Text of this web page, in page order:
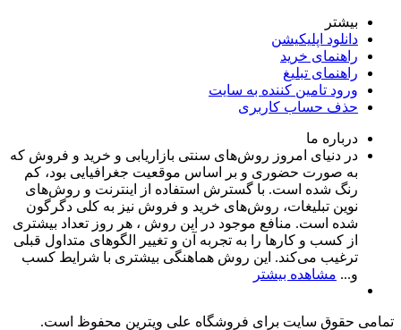
بیشتر
دانلود اپلیکیشن
راهنمای خرید
راهنمای تبلیغ
ورود تامین کننده به سایت
حذف حساب کاربری
درباره ما
در دنیای امروز روش‌های سنتی بازاریابی و خرید و فروش که
به صورت حضوری و بر اساس موقعیت جغرافیایی بود، کم
رنگ شده است. با گسترش استفاده از اینترنت و روش‌های
نوین تبلیغات، روش‌های خرید و فروش نیز به کلی دگرگون
شده است. منافع موجود در این روش ، هر روز تعداد بیشتری
از کسب و کارها را به تجربه‌ آن و تغییر الگوهای متداول قبلی
ترغیب می‌کند. این روش هماهنگی بیشتری با شرایط کسب
و... مشاهده بیشتر
تمامی حقوق سایت برای فروشگاه علی ویترین محفوظ است.